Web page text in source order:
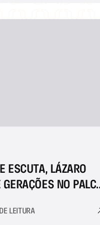
ESCUTA, LÁZARO
NO
LEITURA